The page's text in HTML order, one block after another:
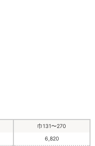
巾131〜270
6,820